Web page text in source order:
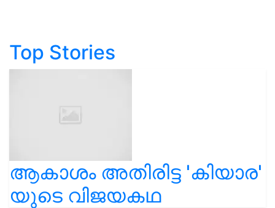
Top Stories
ആകാശം അതിരിട്ട 'കിയാര'
യുടെ വിജയകഥ